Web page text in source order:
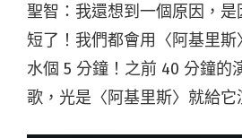
聖智：我還想到一個原因，
短了！我們都會用〈阿基里
水個 5 分鐘！之前 40 分鐘的
歌，光是〈阿基里斯〉就給它